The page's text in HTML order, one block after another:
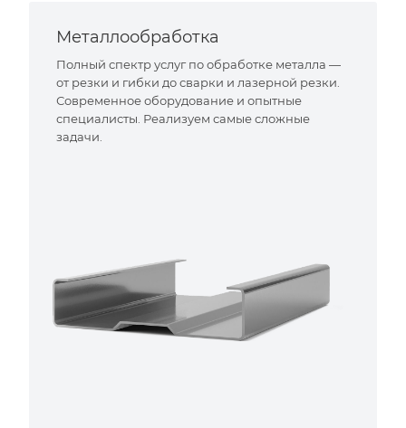
Металлообработка
Полный спектр услуг по обработке металла —
от резки и гибки до сварки и лазерной резки.
Современное оборудование и опытные
специалисты. Реализуем самые сложные
задачи.